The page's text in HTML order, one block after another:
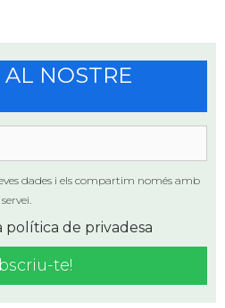
NOSTRE
dades i els compartim només amb
política de privadesa